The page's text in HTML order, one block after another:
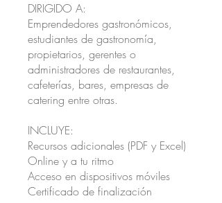
DIRIGIDO A:
Emprendedores gastronómicos,
estudiantes de gastronomía,
propietarios, gerentes o
administradores de restaurantes,
cafeterías, bares, empresas de
catering entre otras.
INCLUYE:
Recursos adicionales (PDF y Excel)
Online y a tu ritmo
Acceso en dispositivos móviles
Certificado de finalización